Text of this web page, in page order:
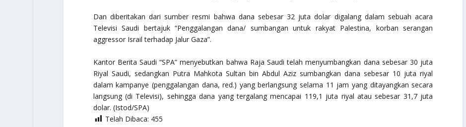
Dan diberitakan dari sumber resmi bahwa dana sebesar 32 juta dolar digalang dalam sebuah acara
Televisi Saudi bertajuk “Penggalangan dana/ sumbangan untuk rakyat Palestina, korban serangan
aggressor Israil terhadap Jalur Gaza”.
Kantor Berita Saudi “SPA” menyebutkan bahwa Raja Saudi telah menyumbangkan dana sebesar 30 juta
Riyal Saudi, sedangkan Putra Mahkota Sultan bin Abdul Aziz sumbangkan dana sebesar 10 juta riyal
dalam kampanye (penggalangan dana, red.) yang berlangsung selama 11 jam yang ditayangkan secara
langsung (di Televisi), sehingga dana yang tergalang mencapai 119,1 juta riyal atau sebesar 31,7 juta
dolar. (Istod/SPA)
Telah Dibaca: 455